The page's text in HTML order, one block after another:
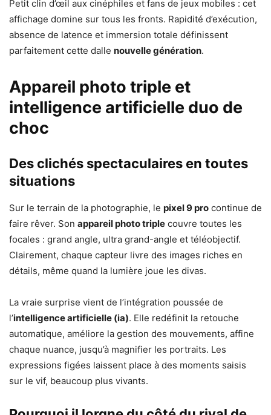
Petit clin d’œil aux cinéphiles et fans de jeux mobiles : cet
affichage domine sur tous les fronts. Rapidité d’exécution,
absence de latence et immersion totale définissent
parfaitement cette dalle nouvelle génération.
Appareil photo triple et
intelligence artificielle duo de
choc
Des clichés spectaculaires en toutes
situations
Sur le terrain de la photographie, le pixel 9 pro continue de
faire rêver. Son appareil photo triple couvre toutes les
focales : grand angle, ultra grand-angle et téléobjectif.
Clairement, chaque capteur livre des images riches en
détails, même quand la lumière joue les divas.
La vraie surprise vient de l’intégration poussée de
l’intelligence artificielle (ia). Elle redéfinit la retouche
automatique, améliore la gestion des mouvements, affine
chaque nuance, jusqu’à magnifier les portraits. Les
expressions figées laissent place à des moments saisis
sur le vif, beaucoup plus vivants.